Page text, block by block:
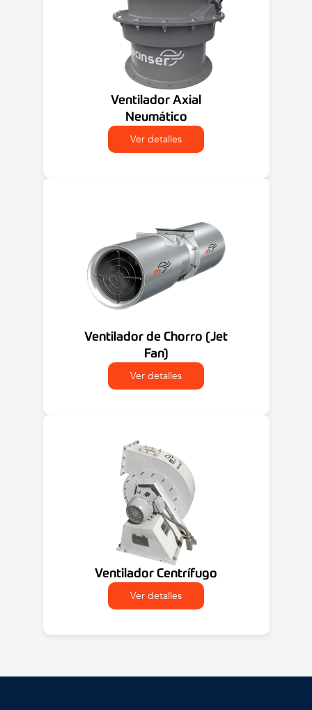
Ventilador Axial
Neumático
Ver detalles
Ventilador de Chorro (Jet
Fan)
Ver detalles
Ventilador Centrífugo
Ver detalles